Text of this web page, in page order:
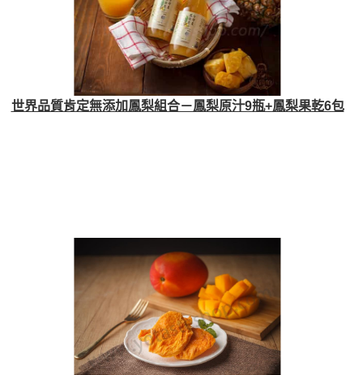
世界品質肯定無添加鳳梨組合－鳳梨原汁9瓶+鳳梨果乾6包